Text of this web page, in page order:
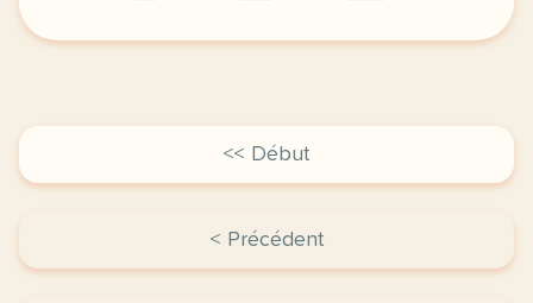
didomi host didomi components button cursor
<< Début
< Précédent